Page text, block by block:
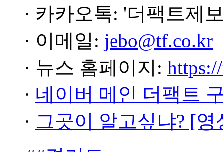
· 카카오톡: '더팩트제
· 이메일: jebo@tf.co.kr
· 뉴스 홈페이지:
· 네이버 메인 더팩트
· 그곳이 알고싶냐? [